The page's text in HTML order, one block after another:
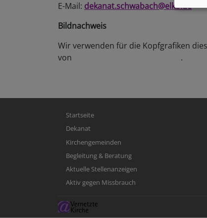
E-Mail: dekanat.schwabach@elkb.de
Bildnachweis
Wir verwenden für die Kopfgrafiken
von
.
Hauptnavigation
Startseite
Dekanat
Kirchengemeinden
Begleitung & Beratung
Aktuelle Stellenanzeigen
Aktiv gegen Missbrauch